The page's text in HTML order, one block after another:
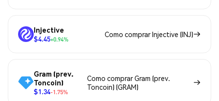
Injective
$4.45+0.94%
Como comprar Injective (INJ)
Gram (prev.
Toncoin)
$1.34-1.75%
Como comprar Gram (prev.
Toncoin) (GRAM)